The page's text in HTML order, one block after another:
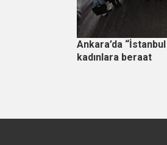
Ankara’da
kadınlara beraat